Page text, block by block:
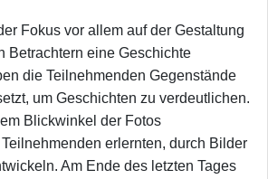
Fokus vor allem auf der Gestaltung
Betrachtern eine Geschichte
die Teilnehmenden Gegenstände
um Geschichten zu verdeutlichen.
Blickwinkel der Fotos
erlernten, durch Bilder
Am Ende des letzten Tages